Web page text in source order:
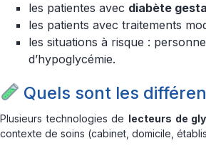
les patientes avec diabète
les patients avec traitements
les situations à risque :
d’hypoglycémie.
Quels sont les
Plusieurs technologies de lecteurs de
contexte de soins (cabinet, domicile,